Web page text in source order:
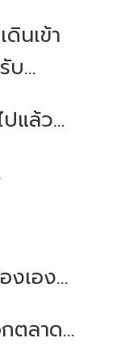
ดินเข้า
บ...
แล้ว...
งเอง...
ตลาด...